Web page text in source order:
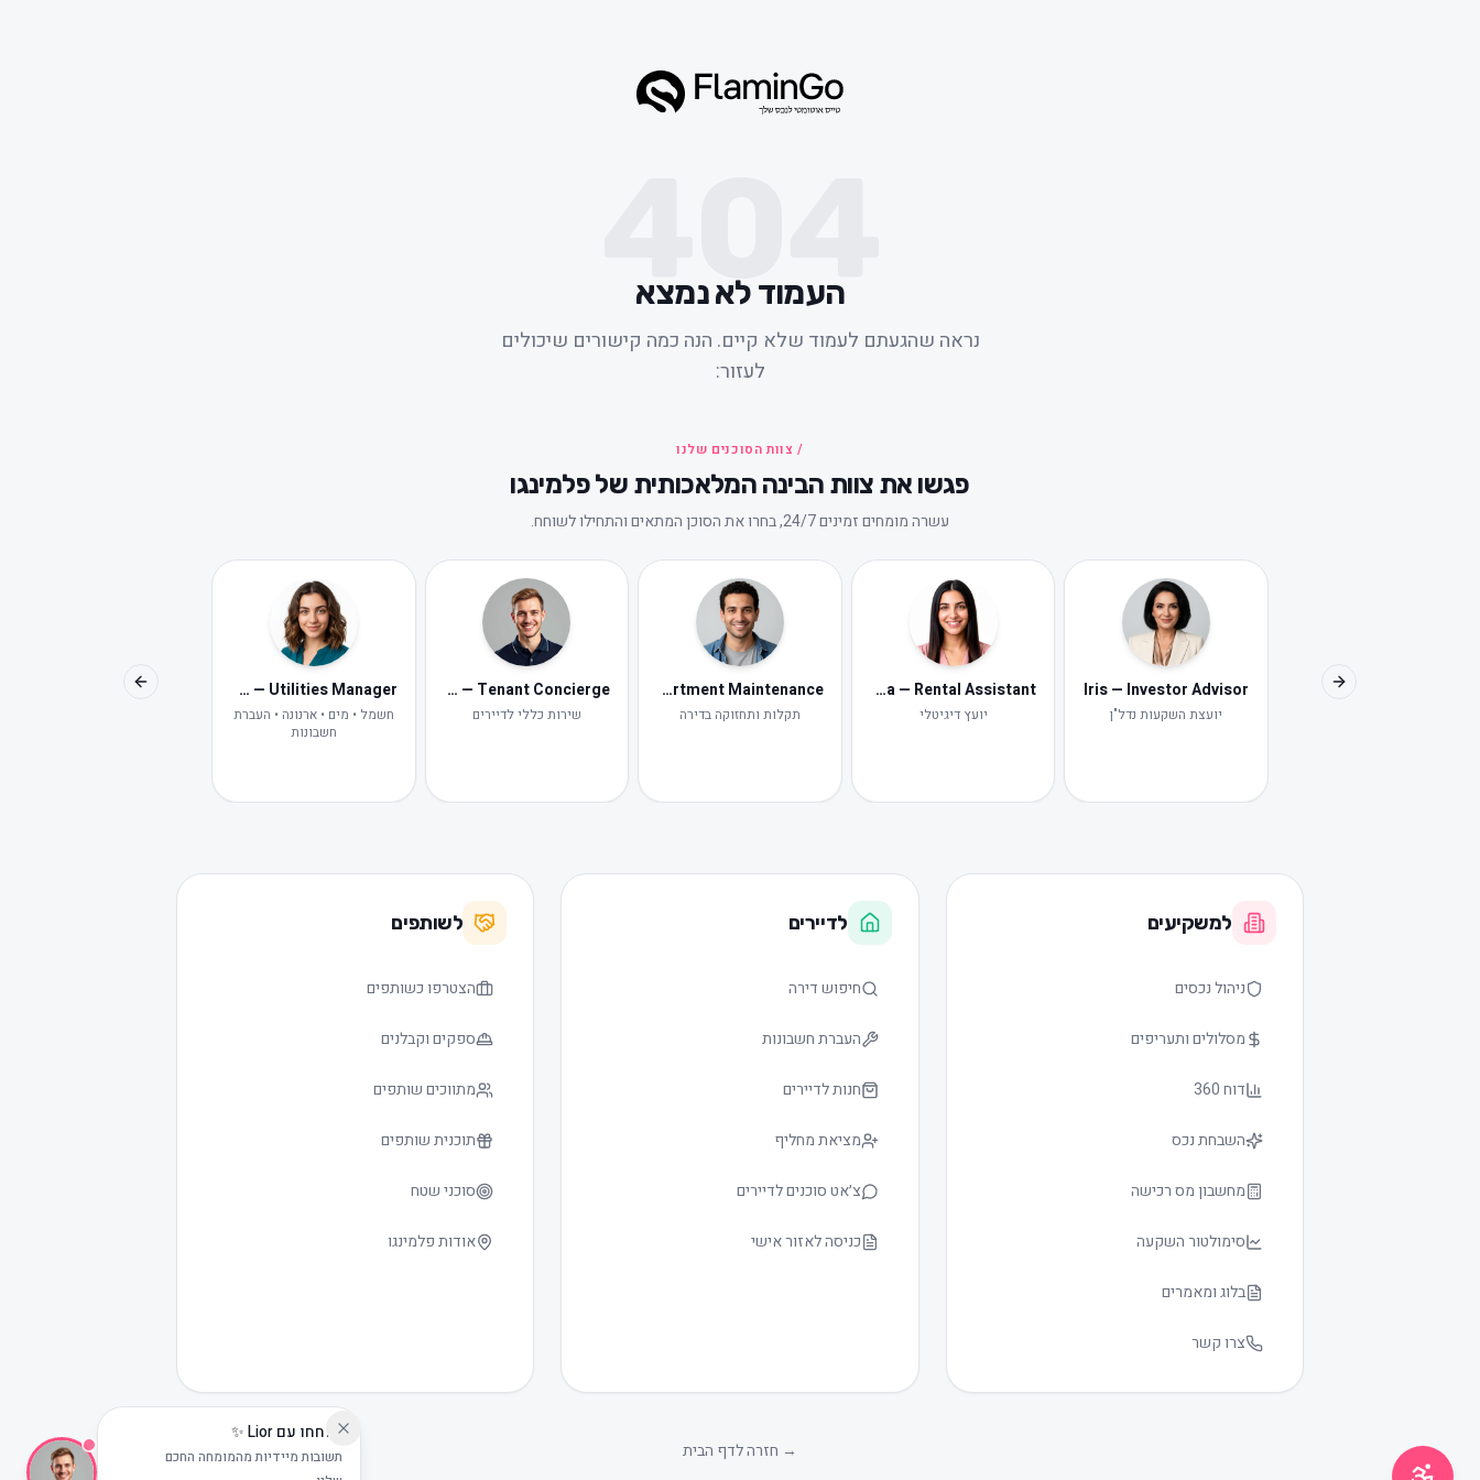
שוחחו עם Lior ✨
תשובות מיידיות מהמומחה החכם
העמוד לא נמצא
נראה שהגעתם לעמוד שלא קיים. הנה כמה קישורים שיכולים
לעזור:
/ צוות הסוכנים שלנו
פגשו את צוות הבינה המלאכותית של פלמינגו
עשרה מומחים זמינים 24/7, בחרו את הסוכן המתאים והתחילו לשוחח.
Iris — Investor Advisor
יועצת השקעות נדל"ן
Neta — Rental Assistant
יועץ דיגיטלי
Tomer — Apartment Maintenance
תקלות ותחזוקה בדירה
Lior — Tenant Concierge
שירות כללי לדיירים
Maya — Utilities Manager
חשמל • מים • ארנונה • העברת
חשבונות
Avital — Digital HR
Previous slide Next slide
למשקיעים
ניהול נכסים
מסלולים ותעריפים
דוח 360
השבחת נכס
מחשבון מס רכישה
סימולטור השקעה
בלוג ומאמרים
צרו קשר
לדיירים
חיפוש דירה
העברת חשבונות
חנות לדיירים
מציאת מחליף
צ׳אט סוכנים לדיירים
כניסה לאזור אישי
לשותפים
הצטרפו כשותפים
ספקים וקבלנים
מתווכים שותפים
תוכנית שותפים
סוכני שטח
אודות פלמינגו
→ חזרה לדף הבית